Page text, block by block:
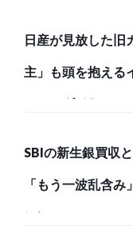
日産が見放した旧
主」も頭を抱える
ー… （ダイヤモン
SBIの新生銀買収
「もう一波乱含
ン）